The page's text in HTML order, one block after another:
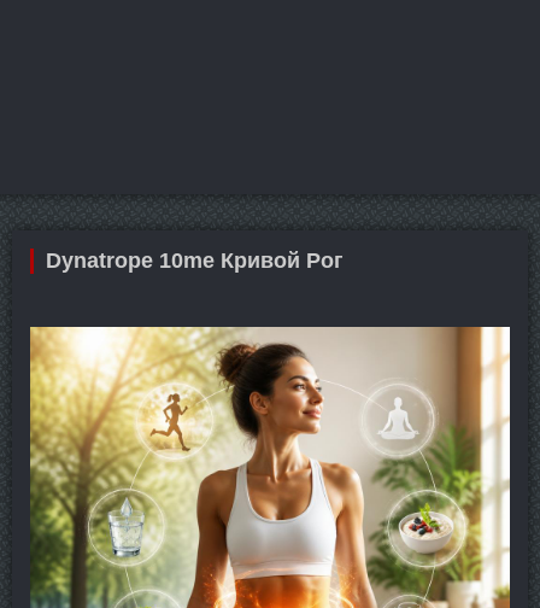
Dynatrope 10me Кривой Рог